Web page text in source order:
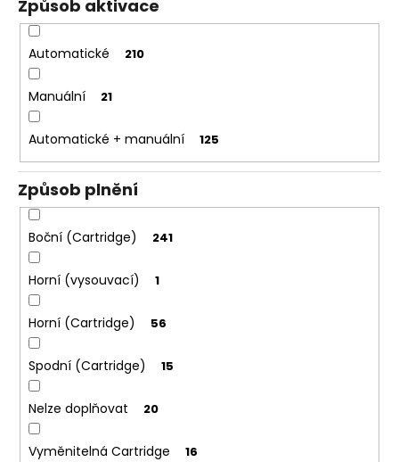
Způsob aktivace
Automatické 210
Manuální 21
Automatické + manuální 125
Způsob plnění
Boční (Cartridge) 241
Horní (vysouvací) 1
Horní (Cartridge) 56
Spodní (Cartridge) 15
Nelze doplňovat 20
Vyměnitelná Cartridge 16